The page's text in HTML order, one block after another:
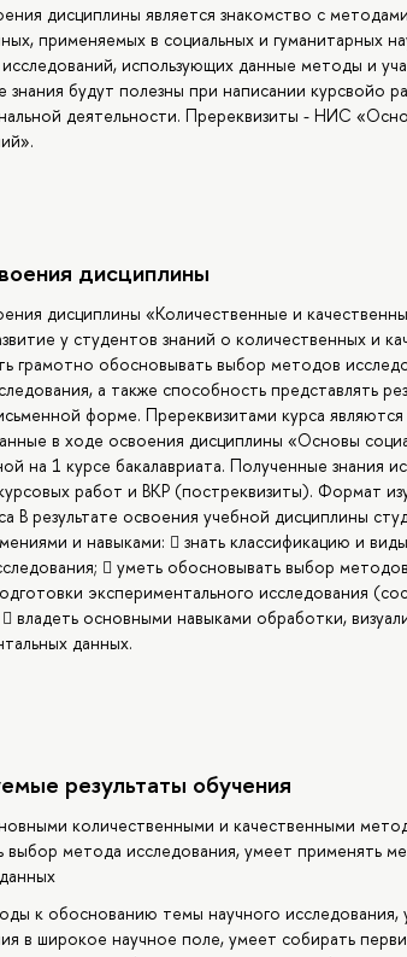
дисциплины является знакомство с
применяемых в социальных и гуманитарных
использующих данные методы и
знания будут полезны при написании курсвойо
деятельности. Пререквизиты - НИС
дисциплины
дисциплины «Количественные и
у студентов знаний о количественных и
грамотно обосновывать выбор методов
а также способность представлять
форме. Пререквизитами курса являются
в ходе освоения дисциплины «Основы
на 1 курсе бакалавриата. Полученные знания
работ и ВКР (постреквизиты). Формат
В результате освоения учебной дисциплины
и навыками:  знать классификацию и
 уметь обосновывать выбор
экспериментального исследования
владеть основными навыками обработки,
данных.
результаты обучения
количественными и качественными
выбор метода исследования, умеет применять
к обоснованию темы научного
в широкое научное поле, умеет собирать